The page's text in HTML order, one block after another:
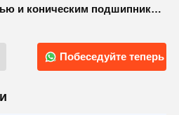
и коническим подшипником
Побеседуйте теперь